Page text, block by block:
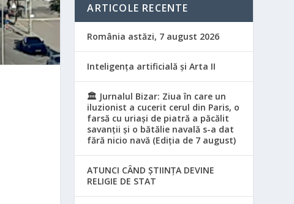
ARTICOLE RECENTE
România astăzi, 7 august 2026
Inteligența artificială și Arta II
🏛️ Jurnalul Bizar: Ziua în care un
iluzionist a cucerit cerul din Paris, o
farsă cu uriași de piatră a păcălit
savanții și o bătălie navală s-a dat
fără nicio navă (Ediția de 7 august)
ATUNCI CÂND ȘTIINȚA DEVINE
RELIGIE DE STAT